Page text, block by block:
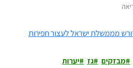
מבזקים גז יערות